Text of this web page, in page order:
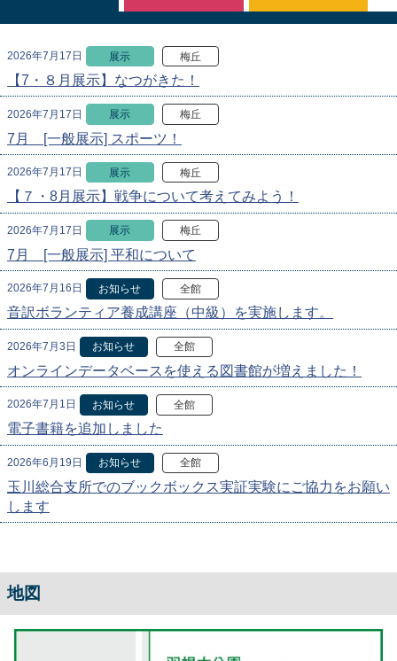
2026年7月17日 展示 梅丘
【7・８月展示】なつがきた！
2026年7月17日 展示 梅丘
7月 [一般展示] スポーツ！
2026年7月17日 展示 梅丘
【７・8月展示】戦争について考えてみよう！
2026年7月17日 展示 梅丘
7月 [一般展示] 平和について
2026年7月16日 お知らせ 全館
音訳ボランティア養成講座（中級）を実施します。
2026年7月3日 お知らせ 全館
オンラインデータベースを使える図書館が増えました！
2026年7月1日 お知らせ 全館
電子書籍を追加しました
2026年6月19日 お知らせ 全館
玉川総合支所でのブックボックス実証実験にご協力をお願い
します
地図